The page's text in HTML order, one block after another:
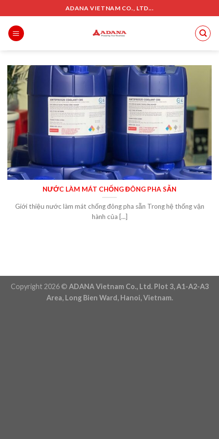
to
content
ADANA VIETNAM CO., LTD...
NƯỚC LÀM MÁT CHỐNG ĐÔNG PHA SẴN
Giới thiệu nước làm mát chống đông pha sẵn Trong hệ thống vận
hành của [...]
Copyright 2026 © ADANA Vietnam Co., Ltd. Plot 3, A1-A2-A3
Area, Long Bien Ward, Hanoi, Vietnam.